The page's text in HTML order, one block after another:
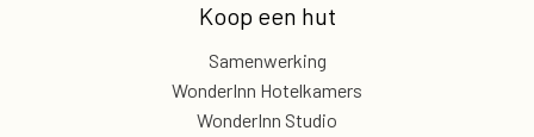
Koop een hut
Samenwerking
WonderInn Hotelkamers
WonderInn Studio